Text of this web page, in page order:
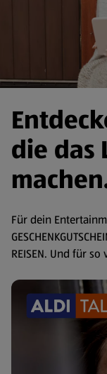
die das
Für dein
REISEN. Und für